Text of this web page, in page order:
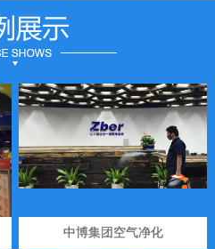
中博集团空气净化